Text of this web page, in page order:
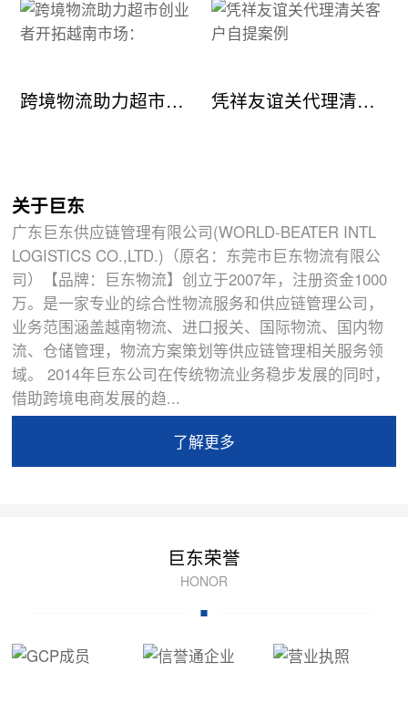
跨境物流助力超市创业者开拓越南市场： 凭祥友谊关代理清关客户自提案例
关于巨东
广东巨东供应链管理有限公司(WORLD-BEATER INTL
LOGISTICS CO.,LTD.)（原名：东莞市巨东物流有限公
司）【品牌：巨东物流】创立于2007年，注册资金1000
万。是一家专业的综合性物流服务和供应链管理公司，
业务范围涵盖越南物流、进口报关、国际物流、国内物
流、仓储管理，物流方案策划等供应链管理相关服务领
域。 2014年巨东公司在传统物流业务稳步发展的同时，
借助跨境电商发展的趋...
了解更多
巨东荣誉
HONOR